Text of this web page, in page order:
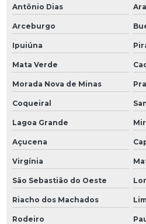
Antônio Dias
Arceburgo
Ipuiúna
Mata Verde
Morada Nova de Minas
Coqueiral
Lagoa Grande
Açucena
Virgínia
São Sebastião do Oeste
Riacho dos Machados
Rodeiro